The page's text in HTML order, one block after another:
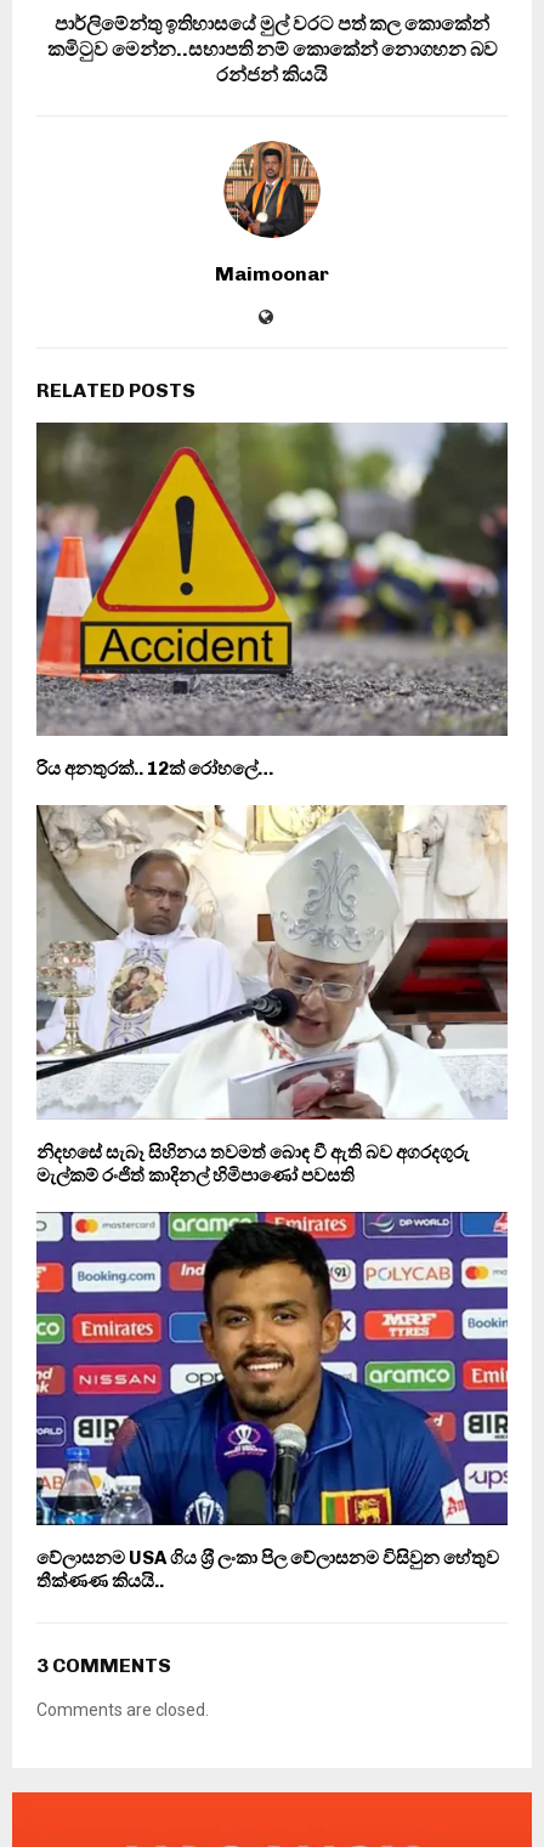
පාර්ලිමේන්තු ඉතිහාසයේ මුල් වරට පත් කල කොකේන්
කමිටුව මෙන්න..සභාපති නම් කොකේන් නොගහන බව
රන්ජන් කියයි
Maimoonar
RELATED POSTS
රිය අනතුරක්.. 12ක් රෝහලේ…
නිදහසේ සැබෑ සිහිනය තවමත් බොඳ වී ඇති බව අගරදගුරු
මැල්කම් රංජිත් කාදිනල් හිමිපාණෝ පවසති
වේලාසනම USA ගිය ශ‍්‍රී ලංකා පිල වේලාසනම විසිවුන හේතුව
තීක්‍ණණ කියයි..
3 COMMENTS
Comments are closed.